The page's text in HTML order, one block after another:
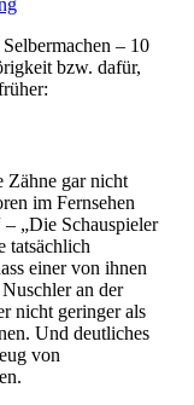
– 10
bzw. dafür,
Zähne gar nicht
im Fernsehen
„Die Schauspieler
tatsächlich
einer von ihnen
an der
nicht geringer als
Und deutliches
von